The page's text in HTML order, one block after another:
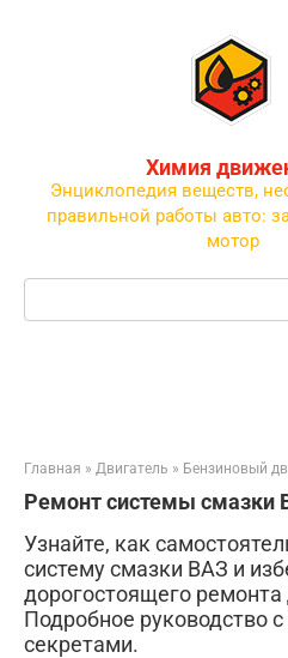
Химия
Энциклопедия веществ,
правильной работы авто:
мотор
Поиск:
Главная » Двигатель » Бензиновый
Ремонт системы смазки
Узнайте, как
систему смазки ВАЗ и
дорогостоящего ремонта
Подробное руководство
секретами.